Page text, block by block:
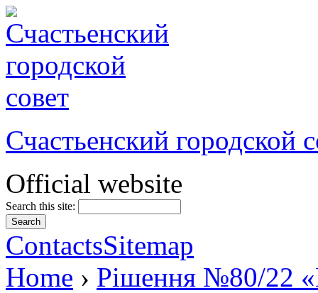
Счастьенский городской
Official website
Search this site:
ContactsSitemap
Home › Рішення №80/22